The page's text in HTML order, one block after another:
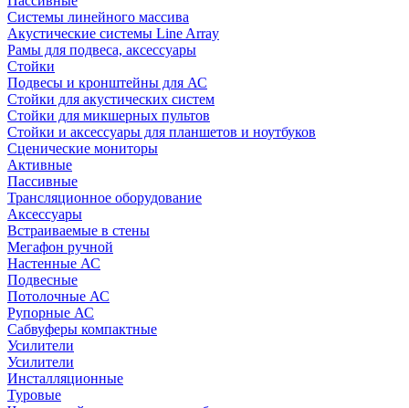
Системы линейного массива
Акустические системы Line Array
Рамы для подвеса, аксессуары
Стойки
Подвесы и кронштейны для АС
Стойки для акустических систем
Стойки для микшерных пультов
Стойки и аксессуары для планшетов и ноутбуков
Сценические мониторы
Активные
Пассивные
Трансляционное оборудование
Аксессуары
Встраиваемые в стены
Мегафон ручной
Настенные АС
Подвесные
Потолочные АС
Рупорные АС
Сабвуферы компактные
Усилители
Усилители
Инсталляционные
Туровые